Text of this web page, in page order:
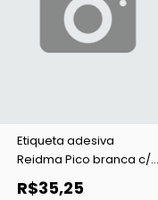
Etiqueta adesiva
Reidma Pico branca c/
10000 un
R$35,25